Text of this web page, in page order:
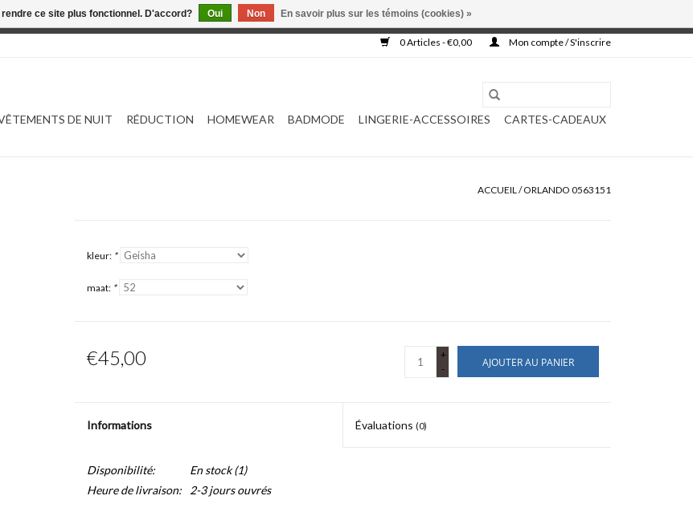
0 Articles - €0,00 Mon compte / S'inscrire
DE NUIT RÉDUCTION HOMEWEAR BADMODE LINGERIE-ACCESSOIRES CARTES-CADEAUX
ACCUEIL/ORLANDO 0563151
kleur: *
maat: *
€45,00
+
-
AJOUTER AU PANIER
Informations Évaluations (0)
Disponibilité: En stock(1)
Heure de livraison:
2-3 jours ouvrés
ce site plus fonctionnel. D'accord? Oui Non En savoir plus sur les témoins (cookies) »
construction. Toute commande passée ne sera ni traitée, ni complétée.